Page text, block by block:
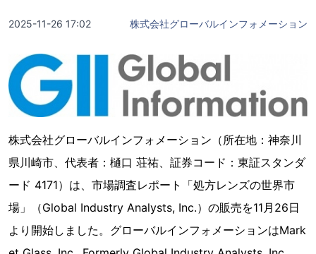
2025-11-26 17:02 株式会社グローバルインフォメーション
株式会社グローバルインフォメーション（所在地：神奈川
県川崎市、代表者：樋口 荘祐、証券コード：東証スタンダ
ード 4171）は、市場調査レポート「処方レンズの世界市
場」（Global Industry Analysts, Inc.）の販売を11月26日
より開始しました。グローバルインフォメーションはMark